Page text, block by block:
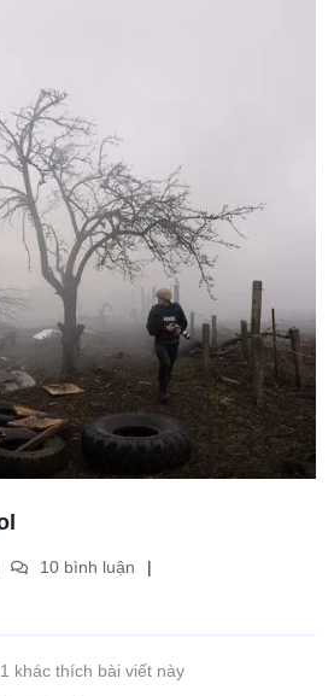
10 bình luận
khác thích bài viết này